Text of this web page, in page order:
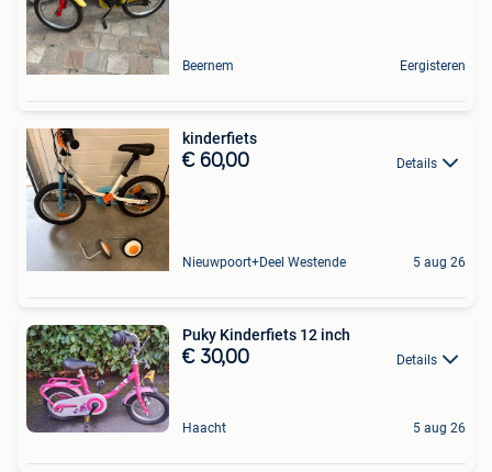
Beernem Eergisteren
kinderfiets
€ 60,00 Details
Nieuwpoort+Deel Westende 5 aug 26
Puky Kinderfiets 12 inch
€ 30,00 Details
Haacht 5 aug 26